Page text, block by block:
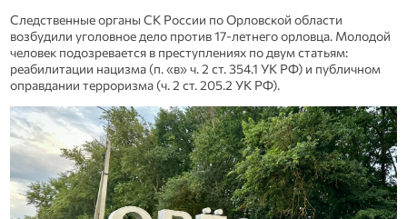
Следственные органы СК России по Орловской области
возбудили уголовное дело против 17‑летнего орловца. Молодой
человек подозревается в преступлениях по двум статьям:
реабилитации нацизма (п. «в» ч. 2 ст. 354.1 УК РФ) и публичном
оправдании терроризма (ч. 2 ст. 205.2 УК РФ).